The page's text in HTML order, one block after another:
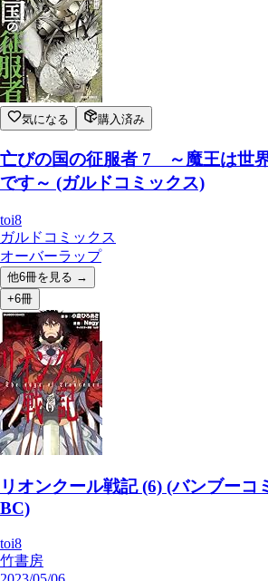
気になる 購入済み
亡びの国の征服者 7 ～魔王は世
です～ (ガルドコミックス)
toi8
ガルドコミックス
オーバーラップ
他6冊を見る →
+6冊
リオンクール戦記 (6) (バンブーコ
BC)
toi8
竹書房